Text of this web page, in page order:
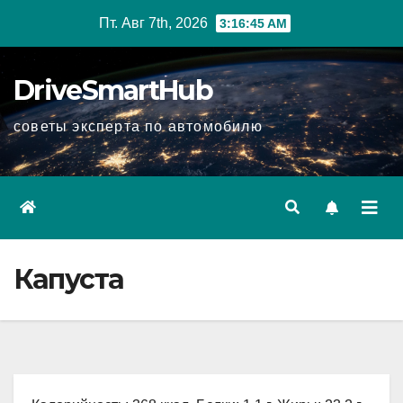
Пт. Авг 7th, 2026 3:16:46 AM
DriveSmartHub
советы эксперта по автомобилю
Капуста